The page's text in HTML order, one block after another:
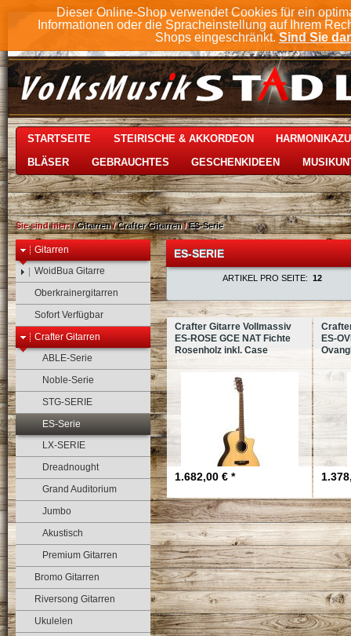
Dieser Online-Shop verwendet Cookies für ein
Informationen oder die Spracheinstellung auf Ihrem
Shops eingeschränkt. Sind Sie
STARTSEITE STEIRISCHE & AKKORDEON
BLÄSER GEBRAUCHTES GESCHENKIDEEN
Sie sind hier:/Gitarren/Crafter Gitarren/ES-Serie
Gitarren
WoidBua Gitarre
Oberkrainergitarren
Sofort Verfügbar
Crafter Gitarren
ABLE-Serie
Noble-Serie
STG-SERIE
ES-Serie
LX-SERIE
Dreadnought
Grand Auditorium
Jumbo
Akustisch
Premium Gitarren
Bromo Gitarren
Riversong Gitarren
Ukulelen
ES-SERIE
ARTIKEL PRO SEITE: 12
Crafter Gitarre Vollmassiv
ES-ROSE GCE NAT Fichte
Rosenholz inkl. Case
1.682,00 € *
ES-